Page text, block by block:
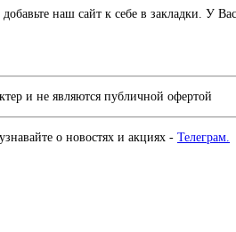
наш сайт к себе в закладки. У
и не являются публичной офертой
о новостях и акциях - Телеграм.